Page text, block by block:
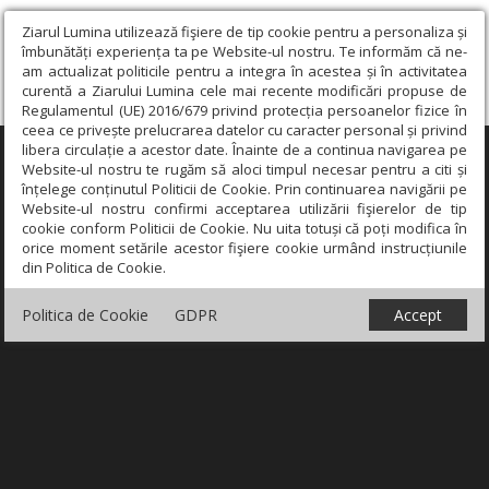
Ziarul Lumina utilizează fişiere de tip cookie pentru a personaliza și
îmbunătăți experiența ta pe Website-ul nostru. Te informăm că ne-
am actualizat politicile pentru a integra în acestea și în activitatea
curentă a Ziarului Lumina cele mai recente modificări propuse de
Regulamentul (UE) 2016/679 privind protecția persoanelor fizice în
ceea ce privește prelucrarea datelor cu caracter personal și privind
libera circulație a acestor date. Înainte de a continua navigarea pe
Website-ul nostru te rugăm să aloci timpul necesar pentru a citi și
înțelege conținutul Politicii de Cookie. Prin continuarea navigării pe
Website-ul nostru confirmi acceptarea utilizării fişierelor de tip
cookie conform Politicii de Cookie. Nu uita totuși că poți modifica în
orice moment setările acestor fişiere cookie urmând instrucțiunile
din Politica de Cookie.
Politica de Cookie GDPR Accept
×